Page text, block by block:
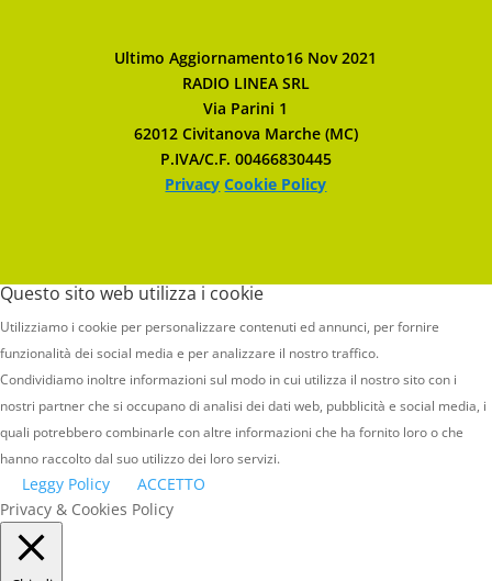
Ultimo Aggiornamento16 Nov 2021
RADIO LINEA SRL
Via Parini 1
62012 Civitanova Marche (MC)
P.IVA/C.F. 00466830445
Privacy Cookie Policy
Questo sito web utilizza i cookie
Utilizziamo i cookie per personalizzare contenuti ed annunci, per fornire
funzionalità dei social media e per analizzare il nostro traffico.
Condividiamo inoltre informazioni sul modo in cui utilizza il nostro sito con i
nostri partner che si occupano di analisi dei dati web, pubblicità e social media, i
quali potrebbero combinarle con altre informazioni che ha fornito loro o che
hanno raccolto dal suo utilizzo dei loro servizi.
Leggy Policy
ACCETTO
Privacy & Cookies Policy